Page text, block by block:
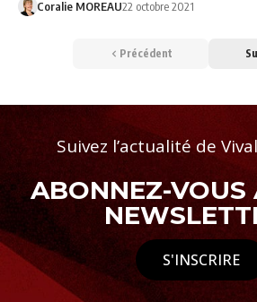
Coralie MOREAU22 octobre 2021
Précédent
Suivez l’actualité de
ABONNEZ-VOUS
S'INSCRIRE